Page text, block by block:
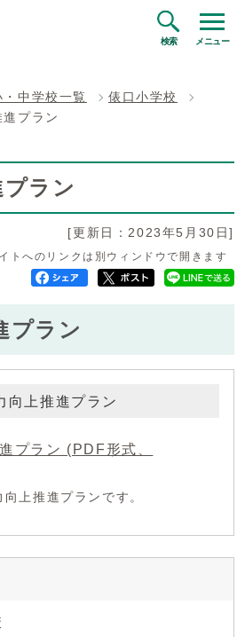
検索 メニュー
中学校一覧
俵口小学校
プラン
ラン
[更新日：2023年5月30日]
トへのリンクは別ウィンドウで開きます
プラン
向上推進プラン
プラン (PDF形式、
上推進プランです。